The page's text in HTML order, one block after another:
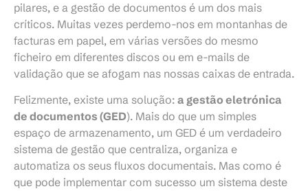
pilares, e a gestão de documentos é um dos mais
críticos. Muitas vezes perdemo-nos em montanhas de
facturas em papel, em várias versões do mesmo
ficheiro em diferentes discos ou em e-mails de
validação que se afogam nas nossas caixas de entrada.
Felizmente, existe uma solução: a gestão eletrónica
de documentos (GED). Mais do que um simples
espaço de armazenamento, um GED é um verdadeiro
sistema de gestão que centraliza, organiza e
automatiza os seus fluxos documentais. Mas como é
que pode implementar com sucesso um sistema deste